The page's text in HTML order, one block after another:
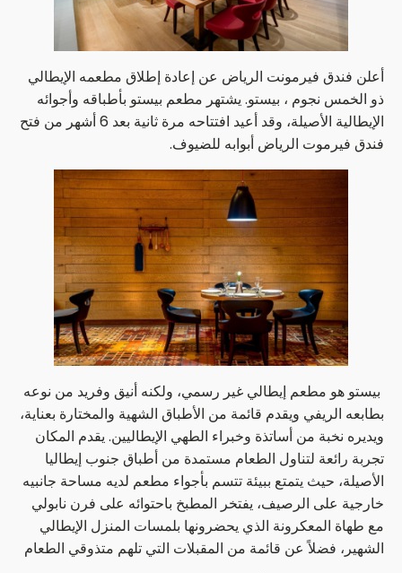
أعلن فندق فيرمونت الرياض عن إعادة إطلاق مطعمه الإيطالي
ذو الخمس نجوم ، بيستو. يشتهر مطعم بيستو بأطباقه وأجوائه
الإيطالية الأصيلة، وقد أعيد افتتاحه مرة ثانية بعد 6 أشهر من فتح
فندق فيرموت الرياض أبوابه للضيوف.
بيستو هو مطعم إيطالي غير رسمي، ولكنه أنيق وفريد ​​من نوعه
بطابعه الريفي ويقدم قائمة من الأطباق الشهية والمختارة بعناية،
ويديره نخبة من أساتذة وخبراء الطهي الإيطاليين. يقدم المكان
تجربة رائعة لتناول الطعام مستمدة من أطباق جنوب إيطاليا
الأصيلة، حيث يتمتع ببيئة تتسم بأجواء مطعم لديه مساحة جانبيه
خارجية على الرصيف، يفتخر المطبخ باحتوائه على فرن نابولي
مع طهاة المعكرونة الذي يحضرونها بلمسات المنزل الإيطالي
الشهير، فضلاً عن قائمة من المقبلات التي تلهم متذوقي الطعام